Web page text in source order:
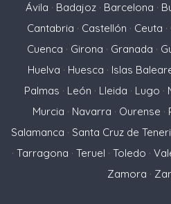
Ávila · Badajoz · Barcelona ·
Cantabria · Castellón · Ceuta ·
Cuenca · Girona · Granada ·
Huelva · Huesca · Islas
Palmas · León · Lleida · Lugo ·
Murcia · Navarra · Ourense ·
Salamanca · Santa Cruz de
· Tarragona · Teruel · Toledo ·
Zamora ·